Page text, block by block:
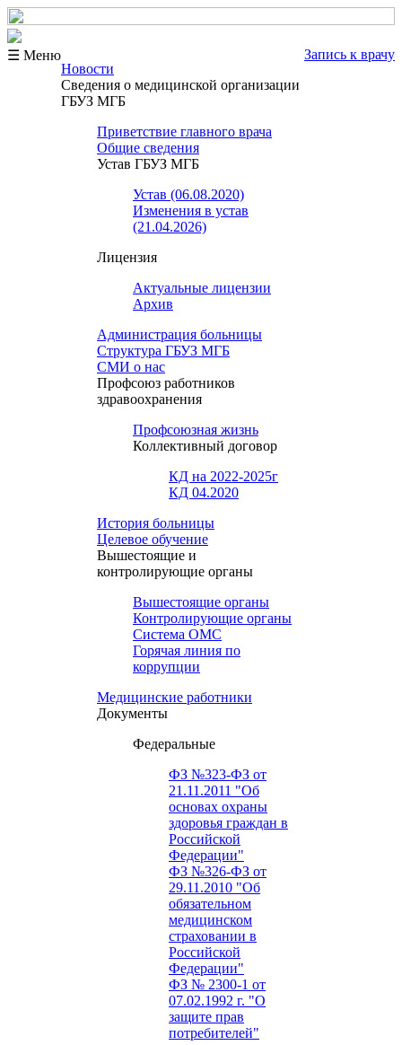
☰ Меню
Запись к врачу
Новости
Сведения о медицинской организации
ГБУЗ МГБ
Приветствие главного врача
Общие сведения
Устав ГБУЗ МГБ
Устав (06.08.2020)
Изменения в устав
(21.04.2026)
Лицензия
Актуальные лицензии
Архив
Администрация больницы
Структура ГБУЗ МГБ
СМИ о нас
Профсоюз работников
здравоохранения
Профсоюзная жизнь
Коллективный договор
КД на 2022-2025г
КД 04.2020
История больницы
Целевое обучение
Вышестоящие и
контролирующие органы
Вышестоящие органы
Контролирующие органы
Система ОМС
Горячая линия по
коррупции
Медицинские работники
Документы
Федеральные
ФЗ №323-ФЗ от
21.11.2011 "Об
основах охраны
здоровья граждан в
Российской
Федерации"
ФЗ №326-ФЗ от
29.11.2010 "Об
обязательном
медицинском
страховании в
Российской
Федерации"
ФЗ № 2300-1 от
07.02.1992 г. "О
защите прав
потребителей"